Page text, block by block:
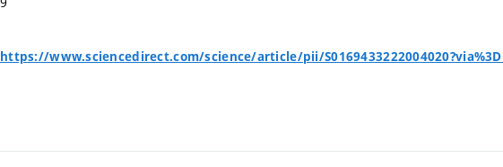
https://www.sciencedirect.com/science/article/pii/